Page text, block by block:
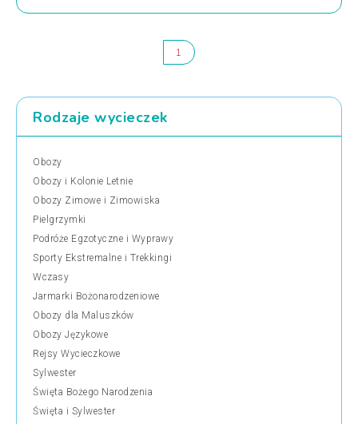
1
Rodzaje wycieczek
Obozy
Obozy i Kolonie Letnie
Obozy Zimowe i Zimowiska
Pielgrzymki
Podróże Egzotyczne i Wyprawy
Sporty Ekstremalne i Trekkingi
Wczasy
Jarmarki Bożonarodzeniowe
Obozy dla Maluszków
Obozy Językowe
Rejsy Wycieczkowe
Sylwester
Święta Bożego Narodzenia
Święta i Sylwester